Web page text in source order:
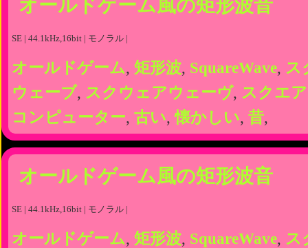
オールドゲーム風の矩形波音
SE | 44.1kHz,16bit | モノラル |
オールドゲーム, 矩形波, SquareWave, ス
ウェーブ, スクウェアウェーヴ, スクエ
コンピューター, 古い,懐かしい, 昔,
オールドゲーム風の矩形波音
SE | 44.1kHz,16bit | モノラル |
オールドゲーム, 矩形波, SquareWave, ス